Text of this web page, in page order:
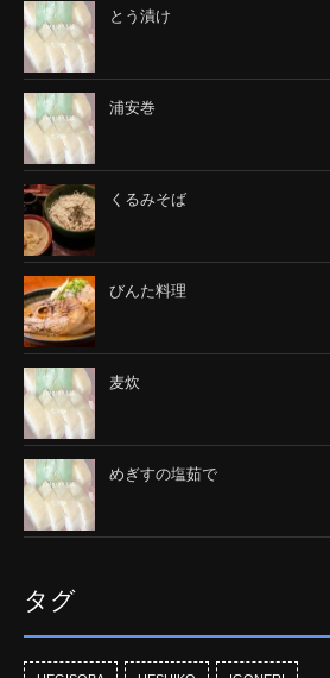
とう漬け
浦安巻
くるみそば
びんた料理
麦炊
めぎすの塩茹で
タグ